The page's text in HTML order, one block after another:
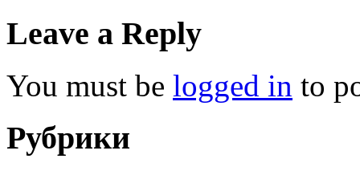
Leave a Reply
You must be logged in to
Рубрики